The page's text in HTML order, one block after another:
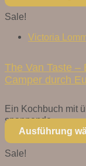
Sale!
Victoria
The Van Taste –
Camper durch
Ein Kochbuch mit
spannende...
Ausführung
Sale!